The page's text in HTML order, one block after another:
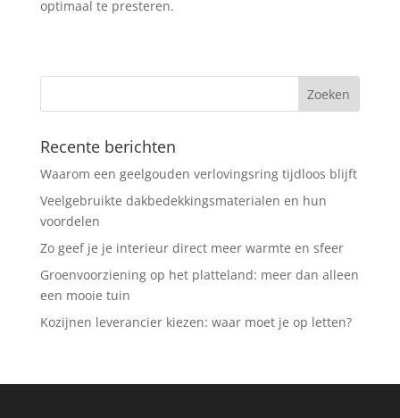
optimaal te presteren.
Recente berichten
Waarom een geelgouden verlovingsring tijdloos blijft
Veelgebruikte dakbedekkingsmaterialen en hun
voordelen
Zo geef je je interieur direct meer warmte en sfeer
Groenvoorziening op het platteland: meer dan alleen
een mooie tuin
Kozijnen leverancier kiezen: waar moet je op letten?